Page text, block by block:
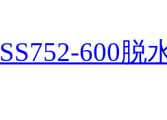
SS752-600脱